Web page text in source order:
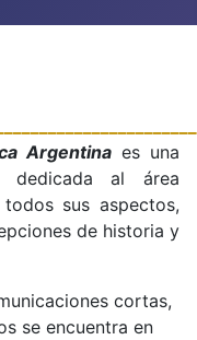
Argentina es una
dedicada al área
sus aspectos,
de historia y
cortas,
se encuentra en